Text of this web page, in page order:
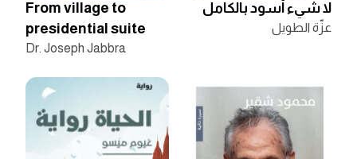
لا شيء أسود بالكامل
عزّة الطويل
From village to
presidential suite
Dr. Joseph Jabbra